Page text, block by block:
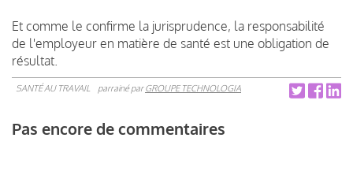
Et comme le confirme la jurisprudence, la responsabilité
de l'employeur en matière de santé est une obligation de
résultat.
SANTÉ AU TRAVAIL parrainé parGROUPE TECHNOLOGIA
Pas encore de commentaires